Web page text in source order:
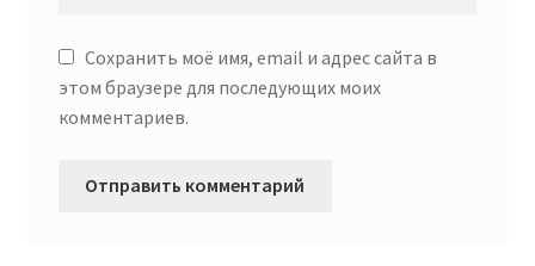
Сохранить моё имя, email и адрес сайта в
этом браузере для последующих моих
комментариев.